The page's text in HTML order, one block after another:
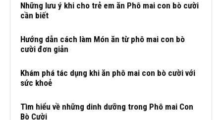
Những lưu ý khi cho trẻ em ăn Phô mai con bò cười
cần biết
Hướng dẫn cách làm Món ăn từ phô mai con bò
cười đơn giản
Khám phá tác dụng khi ăn phô mai con bò cười với
sức khoẻ
Tìm hiểu về những dinh dưỡng trong Phô mai Con
Bò Cười